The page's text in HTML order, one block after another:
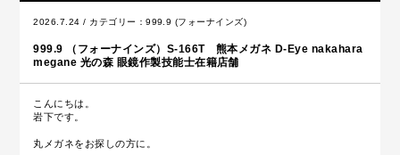
2026.7.24 / カテゴリー：999.9 (フォーナインズ)
999.9 （フォーナインズ）S-166T 熊本メガネ D-Eye nakahara
megane 光の森 眼鏡作製技能士在籍店舗
こんにちは。
岩下です。
丸メガネをお探しの方に。